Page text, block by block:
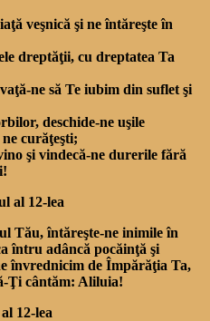
veşnică şi ne întăreşte în
dreptăţii, cu dreptatea Ta
ne să Te iubim din suflet şi
deschide-ne uşile
ne curăţeşti;
şi vindecă-ne durerile fără
al 12-lea
Tău, întăreşte-ne inimile în
întru adâncă pocăinţă şi
învrednicim de Împărăţia Ta,
Ţi cântăm: Aliluia!
12-lea